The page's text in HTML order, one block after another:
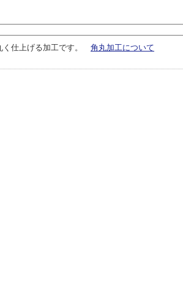
く仕上げる加工です。 角丸加工について